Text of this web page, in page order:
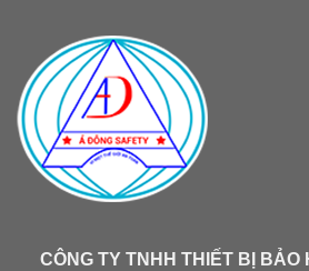
CÔNG TY TNHH THIẾT BỊ BẢO